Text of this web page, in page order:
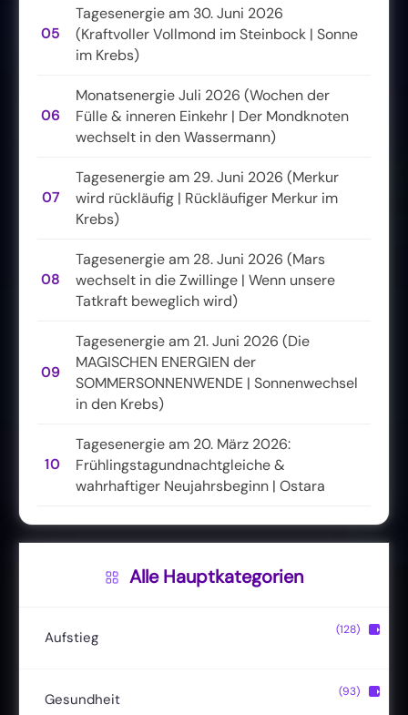
05
Tagesenergie am 30. Juni 2026
(Kraftvoller Vollmond im Steinbock | Sonne
im Krebs)
06
Monatsenergie Juli 2026 (Wochen der
Fülle & inneren Einkehr | Der Mondknoten
wechselt in den Wassermann)
07
Tagesenergie am 29. Juni 2026 (Merkur
wird rückläufig | Rückläufiger Merkur im
Krebs)
08
Tagesenergie am 28. Juni 2026 (Mars
wechselt in die Zwillinge | Wenn unsere
Tatkraft beweglich wird)
09
Tagesenergie am 21. Juni 2026 (Die
MAGISCHEN ENERGIEN der
SOMMERSONNENWENDE | Sonnenwechsel
in den Krebs)
10
Tagesenergie am 20. März 2026:
Frühlingstagundnachtgleiche &
wahrhaftiger Neujahrsbeginn | Ostara
Alle Hauptkategorien
Aufstieg
Christusbewusstsein (20)
(128) ▶
Gesundheit (93) ▶